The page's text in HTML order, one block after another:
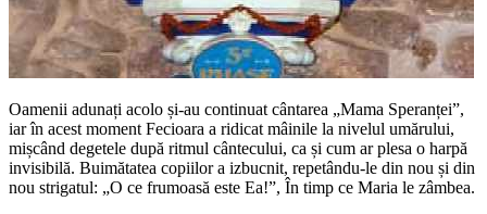
Oamenii adunați acolo și-au continuat cântarea „Mama Speranței”,
iar în acest moment Fecioara a ridicat mâinile la nivelul umărului,
mișcând degetele după ritmul cântecului, ca și cum ar plesa o harpă
invisibilă. Buimătatea copiilor a izbucnit, repetându-le din nou și din
nou strigatul: „O ce frumoasă este Ea!”, În timp ce Maria le zâmbea.